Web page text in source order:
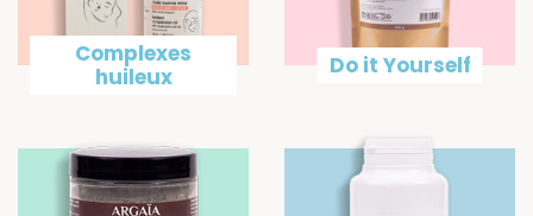
Complexes
huileux
Do it Yourself